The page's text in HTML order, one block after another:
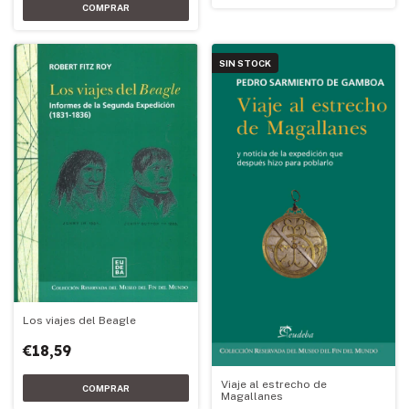
Los viajes del Beagle
€18,59
SIN STOCK
Viaje al estrecho de
Magallanes